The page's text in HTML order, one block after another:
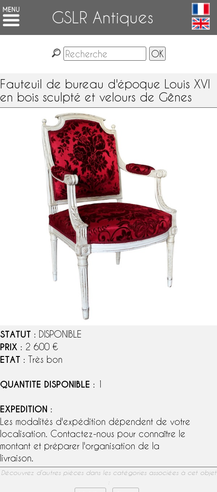
GSLR Antiques
Fauteuil de bureau d'époque Louis XVI
en bois sculpté et velours de Gênes
STATUT : DISPONIBLE
PRIX : 2 600 €
ETAT : Très bon
QUANTITE DISPONIBLE : 1
EXPEDITION :
Les modalités d'expédition dépendent de votre
localisation. Contactez-nous pour connaître le
montant et préparer l'organisation de la
livraison.
Découvrez d’autres pièces dans les catégories associées à cet objet
: